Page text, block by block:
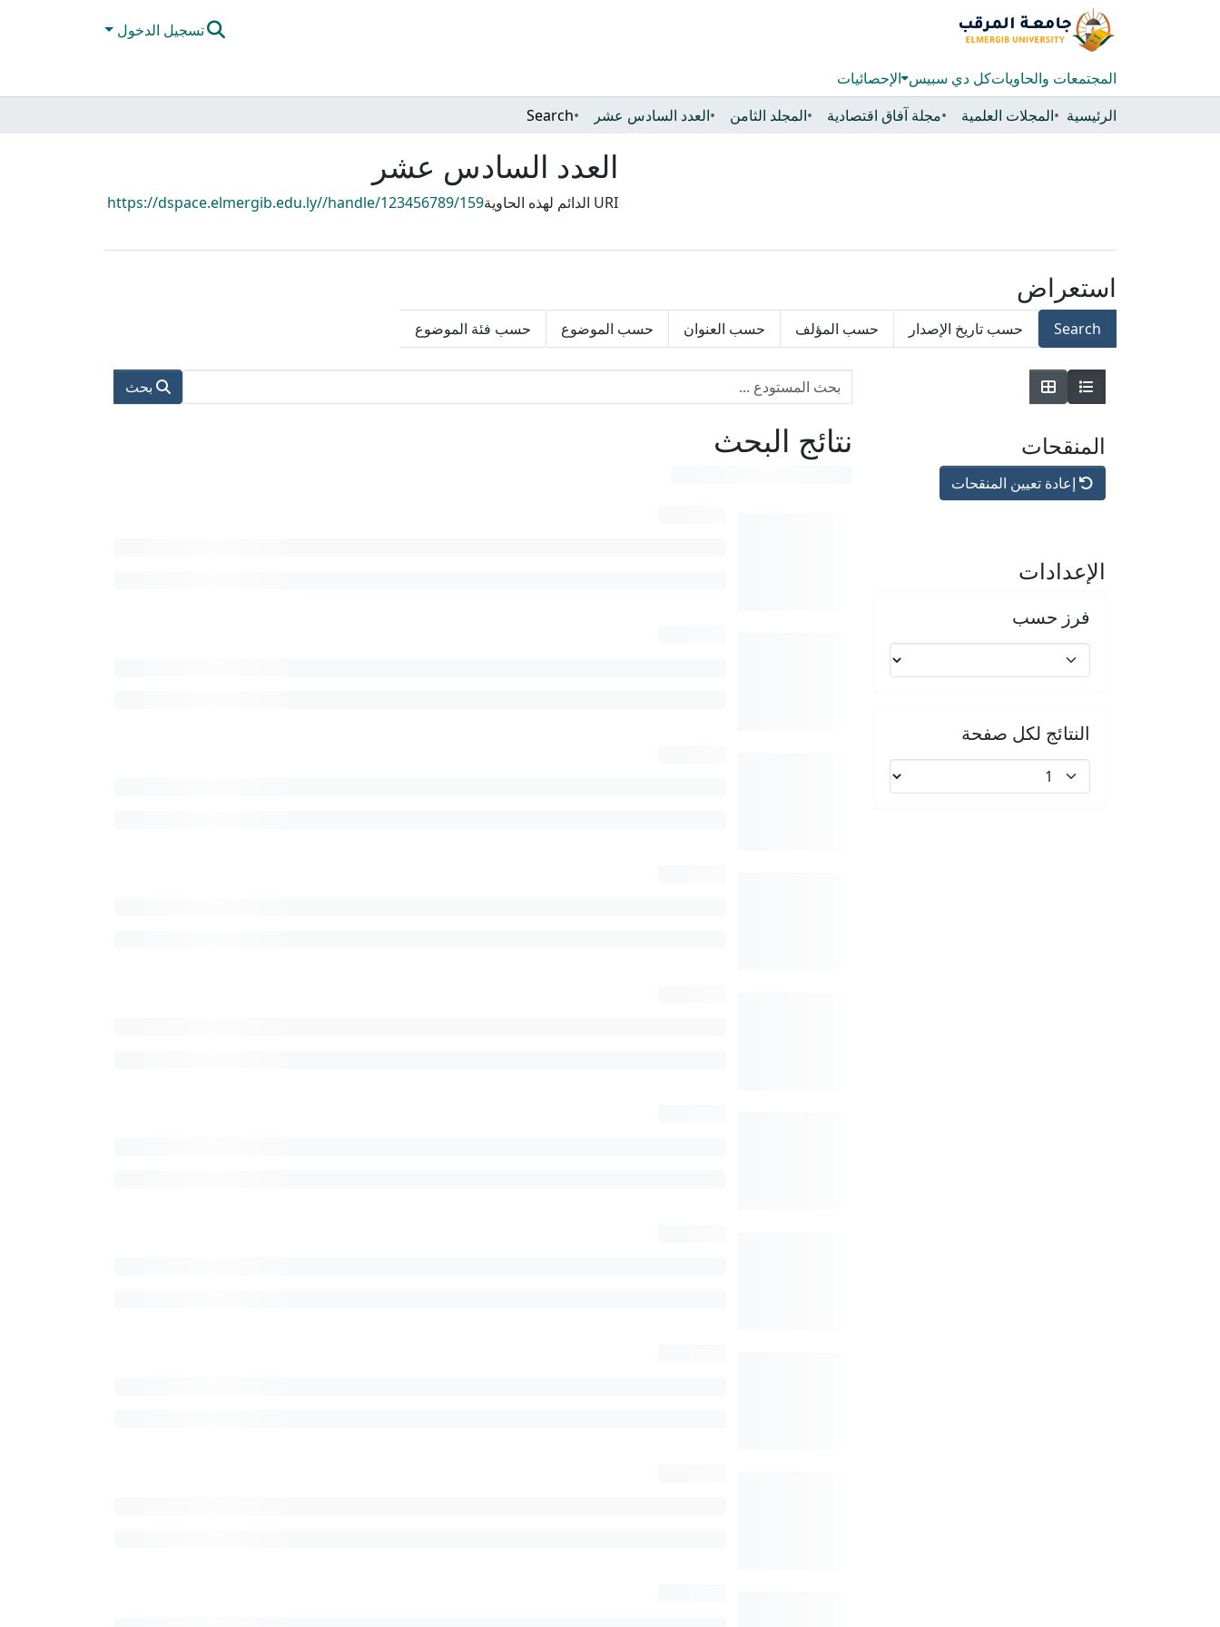
تسجيل الدخول
المجتمعات والحاوياتكل دي سبيس الإحصائيات
الرئيسية
المجلات العلمية مجلة آفاق اقتصادية المجلد الثامن العدد السادس عشر Search
العدد السادس عشر
URI الدائم لهذه الحاوية https://dspace.elmergib.edu.ly//handle/123456789/159
استعراض
Search حسب تاريخ الإصدار حسب المؤلف حسب العنوان حسب الموضوع حسب فئة الموضوع
المنقحات
إعادة تعيين المنقحات
الإعدادات
فرز حسب
النتائج لكل صفحة
بحث
نتائج البحث